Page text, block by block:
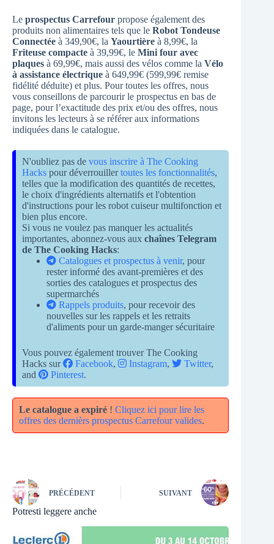
Le prospectus Carrefour propose également des
produits non alimentaires tels que le Robot Tondeuse
Connectée à 349,90€, la Yaourtière à 8,99€, la
Friteuse compacte à 39,99€, le Mini four avec
plaques à 69,99€, mais aussi des vélos comme la Vélo
à assistance électrique à 649,99€ (599,99€ remise
fidélité déduite) et plus. Pour toutes les offres, nous
vous conseillons de parcourir le prospectus en bas de
page, pour l’exactitude des prix et/ou des offres, nous
invitons les lecteurs à se référer aux informations
indiquées dans le catalogue.
N'oubliez pas de vous inscrire à The Cooking
Hacks pour déverrouillertoutes les fonctionnalités,
telles que la modification des quantités de recettes,
le choix d'ingrédients alternatifs et l'obtention
d'instructions pour les robot cuiseur multifonction et
bien plus encore.
Si vous ne voulez pas manquer les actualités
importantes, abonnez-vous aux chaînes Telegram
de The Cooking Hacks:
Catalogues et prospectus à venir, pour
rester informé des avant-premières et des
sorties des catalogues et prospectus des
supermarchés
Rappels produits, pour recevoir des
nouvelles sur les rappels et les retraits
d'aliments pour un garde-manger sécuritaire
Vous pouvez également trouver The Cooking
Hacks sur
Facebook, Instagram, Twitter,
and
Pinterest.
Le catalogue a expiré ! Cliquez ici pour lire les
offres des dernièrs prospectus Carrefour valides.
PRÉCÉDENT SUIVANT
Potresti leggere anche